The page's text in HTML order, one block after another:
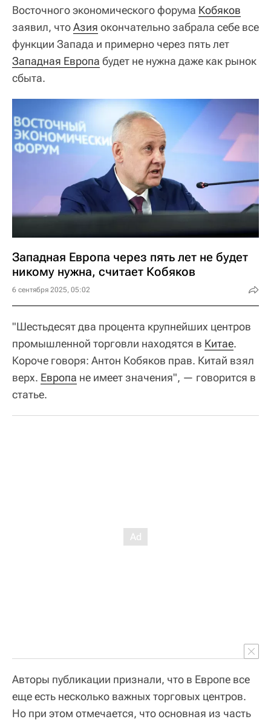
Восточного экономического форума Кобяков
заявил, чтоАзия окончательно забрала себе все
функции Запада и примерно через пять лет
Западная Европа будет не нужна даже как рынок
сбыта.
Западная Европа через пять лет не будет
никому нужна, считает Кобяков
6 сентября 2025, 05:02
"Шестьдесят два процента крупнейших центров
промышленной торговли находятся в Китае.
Короче говоря: Антон Кобяков прав. Китай взял
верх. Европа не имеет значения", — говорится в
статье.
Авторы публикации признали, что в Европе все
еще есть несколько важных торговых центров.
Но при этом отмечается, что основная из часть